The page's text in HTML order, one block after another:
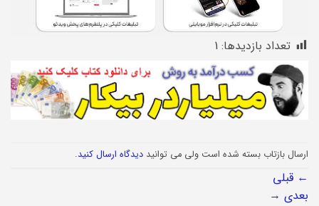
تعداد بازدیدها: 1
ارسال بازتاب بسته شده است ولی می توانید دیدگاه ارسال کنید.
← قبلی
بعدی →